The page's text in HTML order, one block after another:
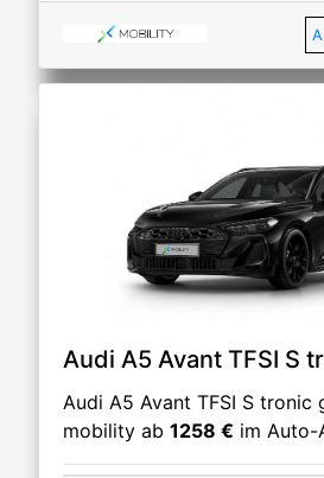
Audi A5 Avant TFSI S
Audi A5 Avant TFSI S tronic
mobility ab 1258 € im Auto-